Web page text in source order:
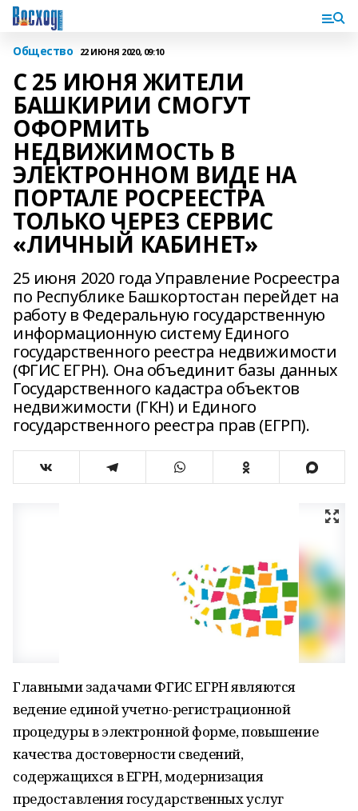
Общество 22 ИЮНЯ 2020, 09:10
С 25 ИЮНЯ ЖИТЕЛИ
БАШКИРИИ СМОГУТ
ОФОРМИТЬ
НЕДВИЖИМОСТЬ В
ЭЛЕКТРОННОМ ВИДЕ НА
ПОРТАЛЕ РОСРЕЕСТРА
ТОЛЬКО ЧЕРЕЗ СЕРВИС
«ЛИЧНЫЙ КАБИНЕТ»
25 июня 2020 года Управление Росреестра
по Республике Башкортостан перейдет на
работу в Федеральную государственную
информационную систему Единого
государственного реестра недвижимости
(ФГИС ЕГРН). Она объединит базы данных
Государственного кадастра объектов
недвижимости (ГКН) и Единого
государственного реестра прав (ЕГРП).
Главными задачами ФГИС ЕГРН являются
ведение единой учетно-регистрационной
процедуры в электронной форме, повышение
качества достоверности сведений,
содержащихся в ЕГРН, модернизация
предоставления государственных услуг